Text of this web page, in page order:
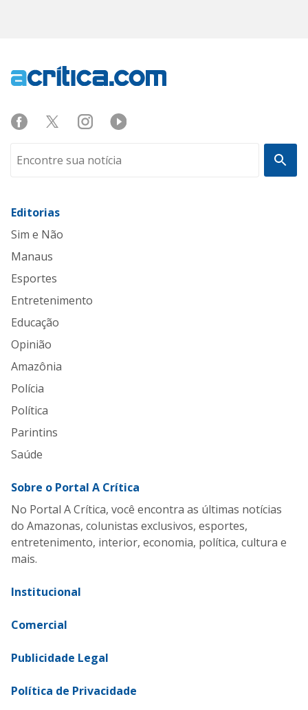
Editorias
Sim e Não
Manaus
Esportes
Entretenimento
Educação
Opinião
Amazônia
Polícia
Política
Parintins
Saúde
Sobre o Portal A Crítica
No Portal A Crítica, você encontra as últimas notícias
do Amazonas, colunistas exclusivos, esportes,
entretenimento, interior, economia, política, cultura e
mais.
Institucional
Comercial
Publicidade Legal
Política de Privacidade